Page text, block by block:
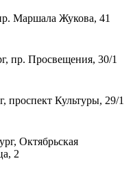
Маршала Жукова, 41
пр. Просвещения, 30/1
проспект Культуры, 29/1
Октябрьская
2